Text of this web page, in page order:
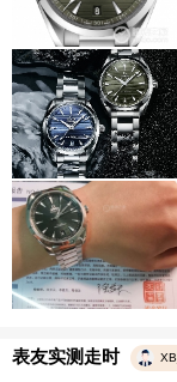
表友实测走时